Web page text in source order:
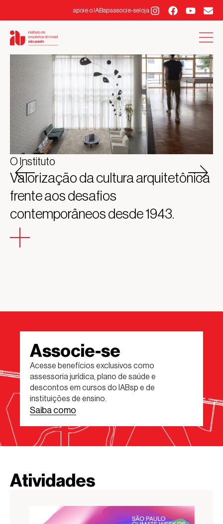
apoie o IABspassocie-seloja
O Instituto
Valorização da cultura arquitetônica
frente aos desafios
contemporâneos desde 1943.
Associe-se
Acesse benefícios exclusivos como
assessoria jurídica, plano de saúde e
descontos em cursos do IABsp e de
instituições de ensino.
Saiba como
Atividades